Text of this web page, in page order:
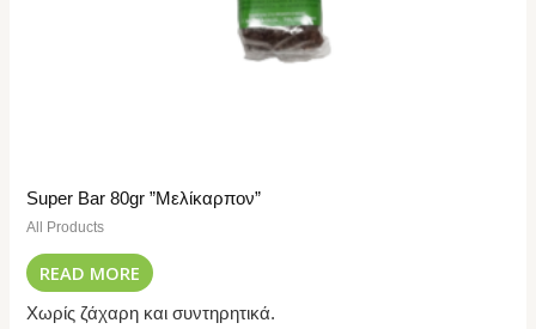
Super Bar 80gr ”Μελίκαρπον”
All Products
READ MORE
Χωρίς ζάχαρη και συντηρητικά.